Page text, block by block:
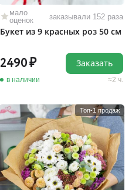
мало
оценок
заказывали 152 раза
Букет из 9 красных роз 50 см
2490
в наличии 2 ч.
Заказать
Топ-1 продаж